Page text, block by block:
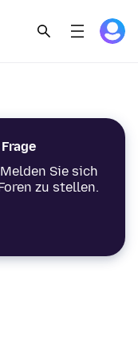
Sie sich
zu stellen.